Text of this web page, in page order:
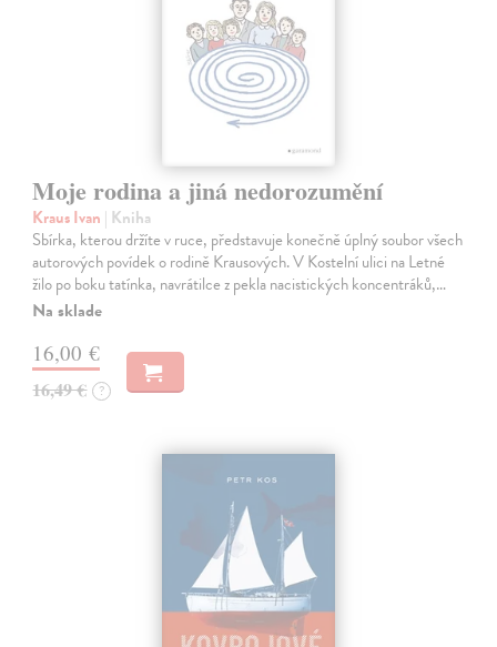
Moje rodina a jiná nedorozumění
Kraus Ivan | Kniha
Sbírka, kterou držíte v ruce, představuje konečně úplný soubor všech
autorových povídek o rodině Krausových. V Kostelní ulici na Letné
žilo po boku tatínka, navrátilce z pekla nacistických koncentráků,…
Na sklade
16,00 €
16,49 € ?